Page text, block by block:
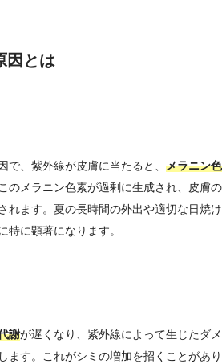
因とは
で、紫外線が皮膚に当たると、 メラニン色
のメラニン色素が過剰に生成され、皮膚の
れます。夏の長時間の外出や適切な日焼け
特に顕著になります。
謝が遅くなり、紫外線によって生じたダメ
ます。これがシミの増加を招くことがあり